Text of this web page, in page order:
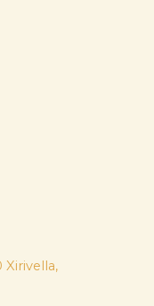
Xirivella,